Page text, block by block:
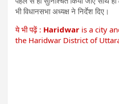
भी विधानसभा अध्यक्ष ने निर्देश दिए।
ये भी पढ़ें : Haridwar is a city
the Haridwar District of